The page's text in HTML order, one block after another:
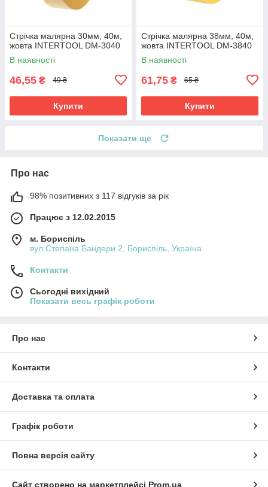
Стрічка малярна 30мм, 40м,
жовта INTERTOOL DM-3040
В наявності
46,55 ₴ 49 ₴
Купити
Стрічка малярна 38мм, 40м,
жовта INTERTOOL DM-3840
В наявності
61,75 ₴ 65 ₴
Купити
Показати ще
Про нас
98% позитивних з 117 відгуків за рік
Працює з 12.02.2015
м. Бориспіль
вул.Степана Бандери 2, Бориспіль, Україна
Контакти
Сьогодні вихідний
Показати весь графік роботи
Про нас
Контакти
Доставка та оплата
Графік роботи
Повна версія сайту
Сайт створено на маркетплейсі Prom.ua